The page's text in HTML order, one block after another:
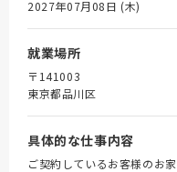
2027年07月08日 (木)
就業場所
〒141003
東京都品川区
具体的な仕事内容
ご契約しているお客様のお